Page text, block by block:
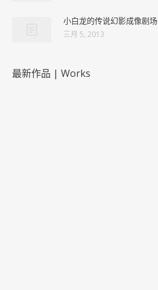
小白龙的传说幻影成像剧场
三月 5, 2013
最新作品 | Works